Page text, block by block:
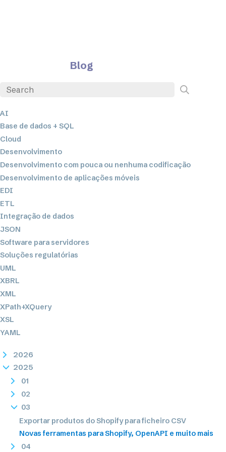
Blog
AI
Base de dados + SQL
Cloud
Desenvolvimento
Desenvolvimento com pouca ou nenhuma codificação
Desenvolvimento de aplicações móveis
EDI
ETL
Integração de dados
JSON
Software para servidores
Soluções regulatórias
UML
XBRL
XML
XPath+XQuery
XSL
YAML
2026
2025
01
02
03
Exportar produtos do Shopify para ficheiro CSV
Novas ferramentas para Shopify, OpenAPI e muito mais
04